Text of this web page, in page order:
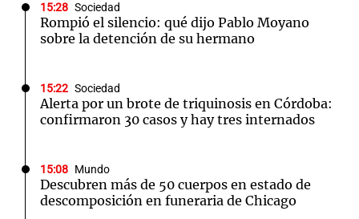
15:28 Sociedad
Rompió el silencio: qué dijo Pablo Moyano
sobre la detención de su hermano
15:22 Sociedad
Alerta por un brote de triquinosis en Córdoba:
confirmaron 30 casos y hay tres internados
15:08 Mundo
Descubren más de 50 cuerpos en estado de
descomposición en funeraria de Chicago